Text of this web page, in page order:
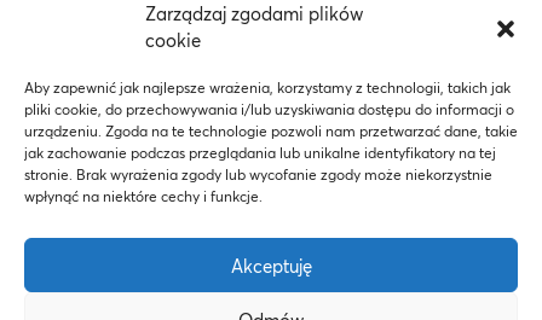
Zarządzaj zgodami plików
cookie
Aby zapewnić jak najlepsze wrażenia, korzystamy z technologii, takich jak
pliki cookie, do przechowywania i/lub uzyskiwania dostępu do informacji o
urządzeniu. Zgoda na te technologie pozwoli nam przetwarzać dane, takie
jak zachowanie podczas przeglądania lub unikalne identyfikatory na tej
stronie. Brak wyrażenia zgody lub wycofanie zgody może niekorzystnie
wpłynąć na niektóre cechy i funkcje.
Akceptuję
Akademia Wychowania Fizycznego w
Wykonanie: nFinity.pl